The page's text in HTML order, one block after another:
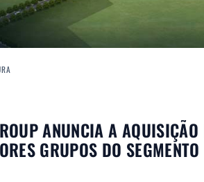
ANUNCIA A
GRUPOS DO